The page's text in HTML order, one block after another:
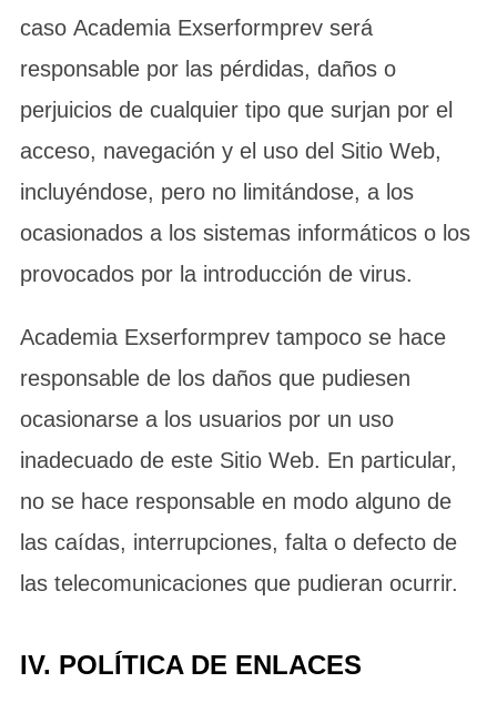
caso Academia Exserformprev será
responsable por las pérdidas, daños o
perjuicios de cualquier tipo que surjan por el
acceso, navegación y el uso del Sitio Web,
incluyéndose, pero no limitándose, a los
ocasionados a los sistemas informáticos o los
provocados por la introducción de virus.
Academia Exserformprev tampoco se hace
responsable de los daños que pudiesen
ocasionarse a los usuarios por un uso
inadecuado de este Sitio Web. En particular,
no se hace responsable en modo alguno de
las caídas, interrupciones, falta o defecto de
las telecomunicaciones que pudieran ocurrir.
IV. POLÍTICA DE ENLACES